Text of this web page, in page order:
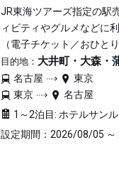
JR東海ツアーズ指定の駅
ィビティやグルメなどに
（電子チケット／おひと
目的地： 大井町・大森・
名古屋
東京
東京
名古屋
1～2泊目: ホテルサン
設定期間：2026/08/05